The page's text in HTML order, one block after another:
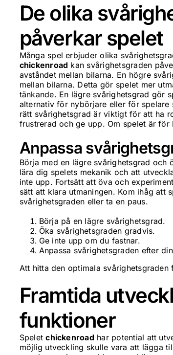
De olika
påverkar spelet
Många spel erbjuder olika
chickenroad kan svårighetsgraden
avståndet mellan bilarna. En högre
mellan bilarna. Detta gör spelet mer
tänkande. En lägre svårighetsgrad gör
alternativ för nybörjare eller för
rätt svårighetsgrad är viktigt för att ha
frustrerad och ge upp. Om spelet är
Anpassa
Börja med en lägre svårighetsgrad
lära dig spelets mekanik och att
inte upp. Fortsätt att öva och
sätt att klara utmaningen. Kom ihåg att
svårighetsgraden eller ta en paus.
Börja på en lägre svårighetsgrad.
Öka svårighetsgraden gradvis.
Ge inte upp om du fastnar.
Anpassa svårighetsgraden efter
Att hitta den optimala
Framtida
funktioner
Speletchickenroad har potential att
möjlig utveckling skulle vara att lägga